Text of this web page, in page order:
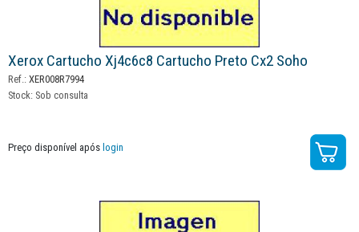
Xerox Cartucho Xj4c6c8 Cartucho Preto Cx2 Soho
Ref.: XER008R7994
Stock: Sob consulta
Preço disponível após login